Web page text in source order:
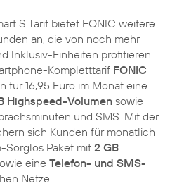
S Tarif bietet FONIC weitere
an, die von noch mehr
Inklusiv-Einheiten profitieren
Kompletttarif FONIC
für 16,95 Euro im Monat eine
Highspeed-Volumen sowie
und SMS. Mit der
sich Kunden für monatlich
Sorglos Paket mit 2 GB
eine Telefon- und SMS-
Netze.